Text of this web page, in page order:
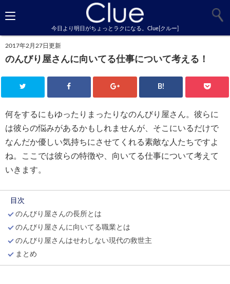
今日より明日がちょっとラクになる。Clue[クルー]
2017年2月27日更新
のんびり屋さんに向いてる仕事について考える！
B!
何をするにもゆったりまったりなのんびり屋さん。彼らに
は彼らの悩みがあるかもしれませんが、そこにいるだけで
なんだか優しい気持ちにさせてくれる素敵な人たちですよ
ね。ここでは彼らの特徴や、向いてる仕事について考えて
いきます。
目次
のんびり屋さんの長所とは
のんびり屋さんに向いてる職業とは
のんびり屋さんはせわしない現代の救世主
まとめ